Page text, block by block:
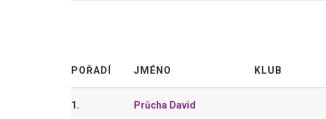
POŘADÍ JMÉNO KLUB
1. Průcha David